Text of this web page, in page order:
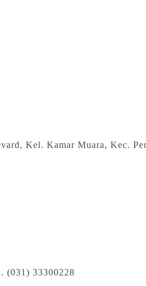
Kel. Kamar Muara, Kec.
(031) 33300228